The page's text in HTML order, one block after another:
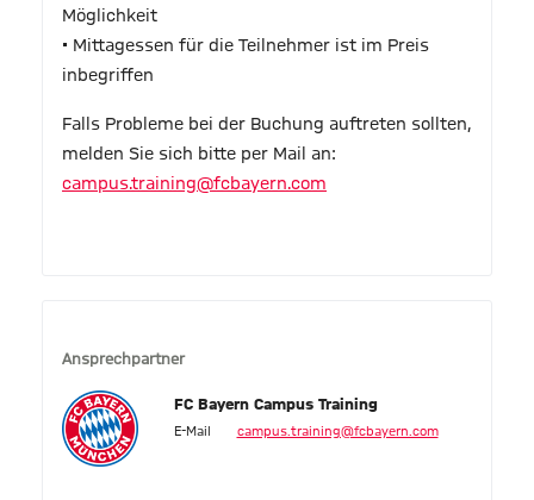
Möglichkeit
• Mittagessen für die Teilnehmer ist im Preis
inbegriffen
Falls Probleme bei der Buchung auftreten sollten,
melden Sie sich bitte per Mail an:
campus.training@fcbayern.com
Ansprechpartner
FC Bayern Campus Training
E-Mail campus.training@fcbayern.com